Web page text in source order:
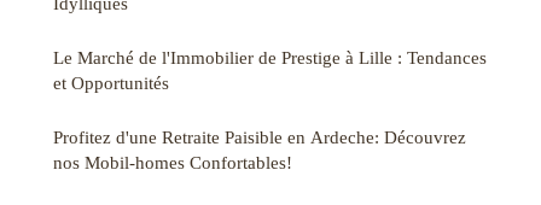
Le Marché de l'Immobilier de Prestige à Lille : Tendances
et Opportunités
Profitez d'une Retraite Paisible en Ardeche: Découvrez
nos Mobil-homes Confortables!